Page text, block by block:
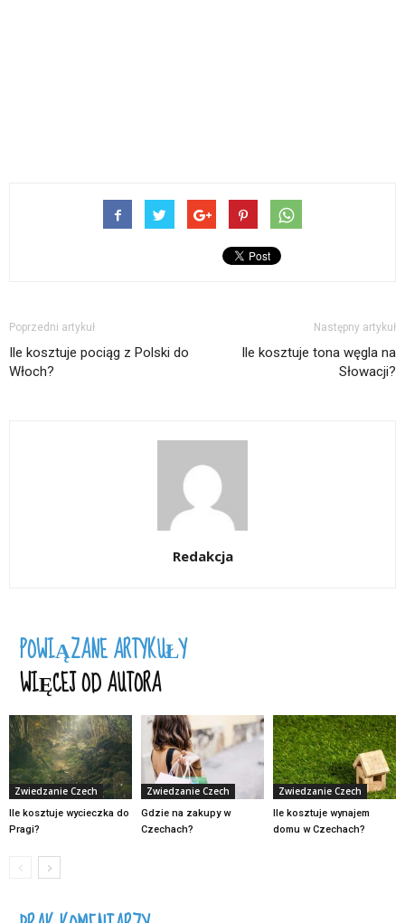
Poprzedni artykuł
Ile kosztuje pociąg z Polski do
Włoch?
Następny artykuł
Ile kosztuje tona węgla na
Słowacji?
Redakcja
POWIĄZANE ARTYKUŁY
WIĘCEJ OD AUTORA
Zwiedzanie Czech
Ile kosztuje wycieczka do
Pragi?
Zwiedzanie Czech
Gdzie na zakupy w
Czechach?
Zwiedzanie Czech
Ile kosztuje wynajem
domu w Czechach?